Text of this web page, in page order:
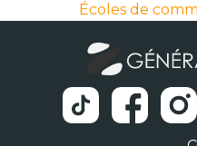
Écoles de